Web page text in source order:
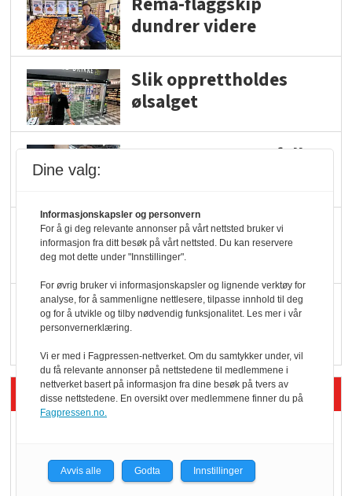
dundrer videre
Slik opprettholdes
ølsalget
Færre varer, men fulle
KI lager mat i butikken
Q passerte 1 milliard i
Rema i 2025
Siste artikler - Økologisk
yoghurt: Trues av
melkemangel
Dine valg:
Informasjonskapsler og personvern
For å gi deg relevante annonser på vårt nettsted bruker vi
informasjon fra ditt besøk på vårt nettsted. Du kan reservere
deg mot dette under "Innstillinger".
For øvrig bruker vi informasjonskapsler og lignende verktøy for
analyse, for å sammenligne nettlesere, tilpasse innhold til deg
og for å utvikle og tilby nødvendig funksjonalitet. Les mer i vår
personvernerklæring.
Vi er med i Fagpressen-nettverket. Om du samtykker under, vil
du få relevante annonser på nettstedene til medlemmene i
nettverket basert på informasjon fra dine besøk på tvers av
disse nettstedene. En oversikt over medlemmene finner du på
Fagpressen.no.
Avvis alle Godta Innstillinger